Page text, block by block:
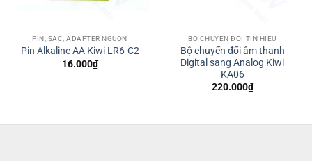
PIN, SẠC, ADAPTER NGUỒN
Pin Alkaline AA Kiwi LR6-C2
16.000₫
BỘ CHUYỂN ĐỔI TÍN HIỆU
Bộ chuyển đổi âm thanh
Digital sang Analog Kiwi
KA06
220.000₫